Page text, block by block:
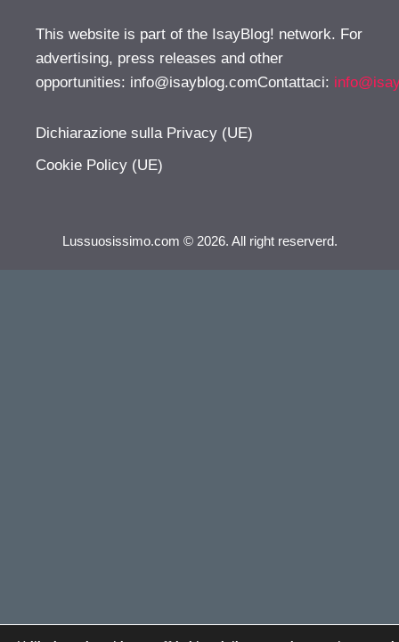
This website is part of the IsayBlog! network. For
advertising, press releases and other
opportunities: info@isayblog.comContattaci:
Dichiarazione sulla Privacy (UE)
Cookie Policy (UE)
Lussuosissimo.com © 2026. All right reserverd.